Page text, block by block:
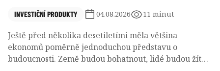
INVESTIČNÍ PRODUKTY 04.08.2026 11 minut
Ještě před několika desetiletími měla většina
ekonomů poměrně jednoduchou představu o
budoucnosti. Země budou bohatnout, lidé budou žít